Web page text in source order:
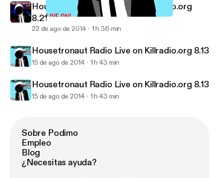
Housetronaut Radio Live on Killradio.org 8.13
Housetronaut Radio Podcasts
Housetronaut Radio Live on Killradio.org
8.21
22 de ago de 2014 1 h 36 min
Housetronaut Radio Live on Killradio.org 8.13
15 de ago de 2014 1 h 43 min
Housetronaut Radio Live on Killradio.org 8.13
15 de ago de 2014 1 h 43 min
Sobre Podimo
Empleo
Blog
¿Necesitas ayuda?